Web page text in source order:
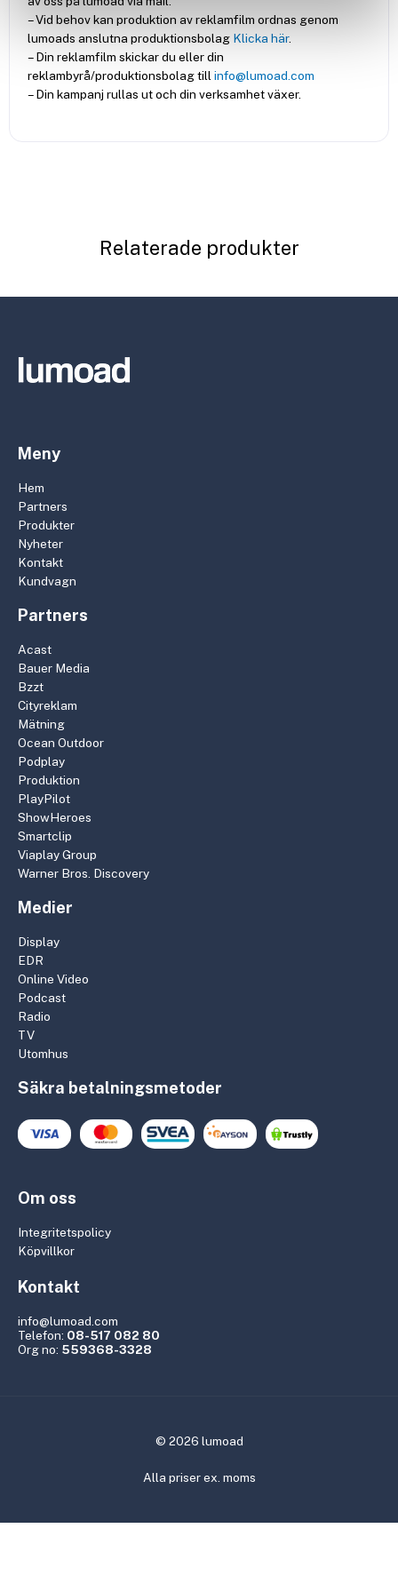
– Vid behov kan produktion av reklamfilm ordnas genom
lumoads anslutna produktionsbolag Klicka här.
– Din reklamfilm skickar du eller din
reklambyrå/produktionsbolag till info@lumoad.com
– Din kampanj rullas ut och din verksamhet växer.
Relaterade produkter
Meny
Hem
Partners
Produkter
Nyheter
Kontakt
Kundvagn
Partners
Acast
Bauer Media
Bzzt
Cityreklam
Mätning
Ocean Outdoor
Podplay
Produktion
PlayPilot
ShowHeroes
Smartclip
Viaplay Group
Warner Bros. Discovery
Medier
Display
EDR
Online Video
Podcast
Radio
TV
Utomhus
Säkra betalningsmetoder
Om oss
Integritetspolicy
Köpvillkor
Kontakt
info@lumoad.com
Telefon: 08-517 082 80
Org no: 559368-3328
© 2026 lumoad
Alla priser ex. moms